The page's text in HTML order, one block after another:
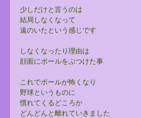
少しだけと言うのは
結局しなくなって
遠のいたという感じです
しなくなったり理由は
顔面にボールをぶつけた事
これでボールが怖くなり
野球というものに
慣れてくるどころか
どんどんと離れていきました